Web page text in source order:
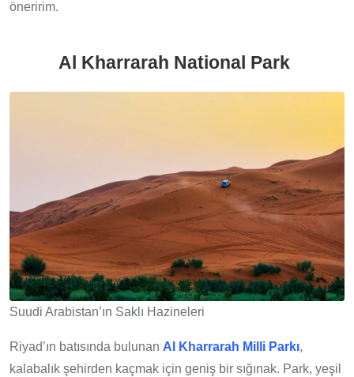
öneririm.
Al Kharrarah National Park
Suudi Arabistan’ın Saklı Hazineleri
Riyad’ın batısında bulunan Al Kharrarah Milli Parkı,
kalabalık şehirden kaçmak için geniş bir sığınak. Park, yeşil